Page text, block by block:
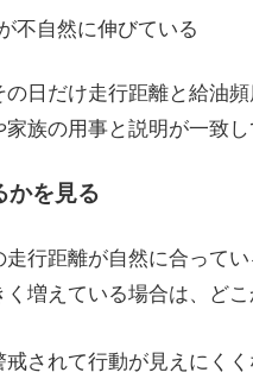
不自然に伸びている
日だけ走行距離と給油
族の用事と説明が一致
かを見る
行距離が自然に合って
増えている場合は、ど
されて行動が見えにく